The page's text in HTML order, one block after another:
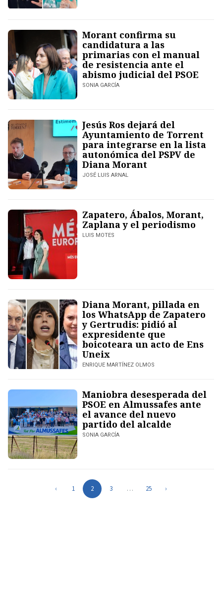
Morant confirma su
candidatura a las
primarias con el manual
de resistencia ante el
abismo judicial del PSOE
SONIA GARCÍA
Jesús Ros dejará del
Ayuntamiento de Torrent
para integrarse en la lista
autonómica del PSPV de
Diana Morant
JOSÉ LUIS ARNAL
Zapatero, Ábalos, Morant,
Zaplana y el periodismo
LUIS MOTES
Diana Morant, pillada en
los WhatsApp de Zapatero
y Gertrudis: pidió al
expresidente que
boicoteara un acto de Ens
Uneix
ENRIQUE MARTÍNEZ OLMOS
Maniobra desesperada del
PSOE en Almussafes ante
el avance del nuevo
partido del alcalde
SONIA GARCÍA
‹ 1 2 3 … 25 ›